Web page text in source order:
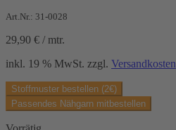
Art.Nr.: 31-0028
29,90 € / mtr.
inkl. 19 % MwSt. zzgl. Versandkosten
Stoffmuster bestellen (2€)
Passendes Nähgarn mitbestellen